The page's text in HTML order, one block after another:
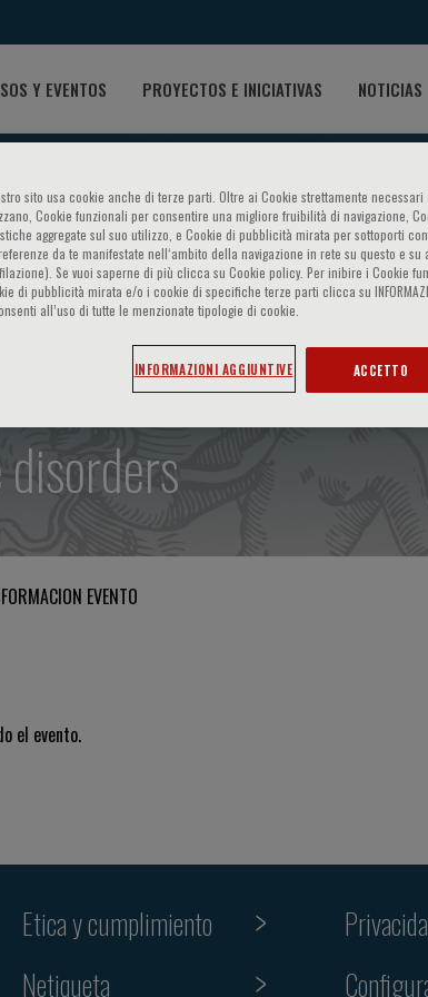
Y EVENTOS PROYECTOS E INICIATIVAS NOTICIAS
on
hemostasis and
EVENTO
el evento.
Etica y cumplimiento
Netiqueta
sito usa cookie anche di terze parti. Oltre ai Cookie strettamente
Cookie funzionali per consentire una migliore fruibilità di navigazione,
aggregate sul suo utilizzo, e Cookie di pubblicità mirata per sottoporti
da te manifestate nell‘ambito della navigazione in rete su questo e
Se vuoi saperne di più clicca su Cookie policy. Per inibire i Cookie
di pubblicità mirata e/o i cookie di specifiche terze parti clicca su
all’uso di tutte le menzionate tipologie di cookie.
INFORMAZIONI AGGIUNTIVE ACCETTO